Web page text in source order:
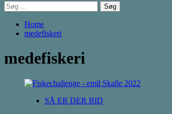
Søg
efter:
Home
medefiskeri
medefiskeri
SÅ ER DER BID